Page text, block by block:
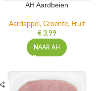
AH Aardbeien
Aardappel, Groente, Fruit
€3,99
NAAR AH